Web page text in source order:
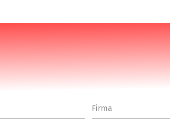
Firma